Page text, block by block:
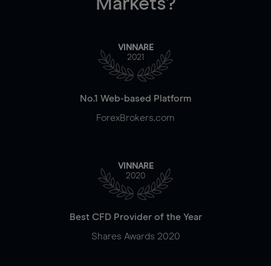
Markets?
VINNARE
2021
No.1 Web-based Platform
ForexBrokers.com
VINNARE
2020
Best CFD Provider of the Year
Shares Awards 2020